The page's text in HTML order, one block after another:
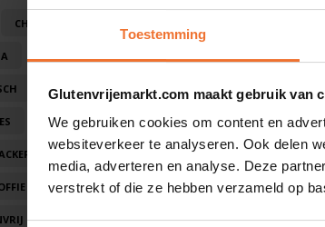
Toestemming
Glutenvrijemarkt.com maakt gebruik van
We gebruiken cookies om content en
websiteverkeer te analyseren. Ook delen
media, adverteren en analyse. Deze
verstrekt of die ze hebben verzameld op
CHOCOLA
BLOEM
CAKE
KOEK